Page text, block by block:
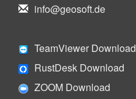
info@geosoft.de
TeamViewer Download
RustDesk Download
ZOOM Download